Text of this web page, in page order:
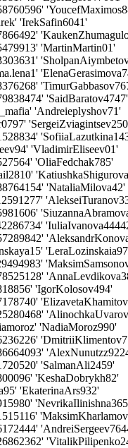
'IrekSafin6041'
'MartinMartin01'
'SaidBaratov4747'
'Andreieplyshov71'
'VladimirEliseev01'
'OliaFedchak785'
'NataliaMilova42'
'IgorKolosov494'
'NadiaMoroz990'
'SalmanAli2459'
'KeshaDobrykh82'
'EkaterinaArs932'